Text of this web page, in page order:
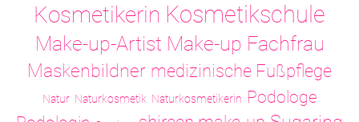
Kosmetikerin Kosmetikschule
Make-up-Artist Make-up Fachfrau
Maskenbildner medizinische Fußpflege
Natur Naturkosmetik Naturkosmetikerin Podologe